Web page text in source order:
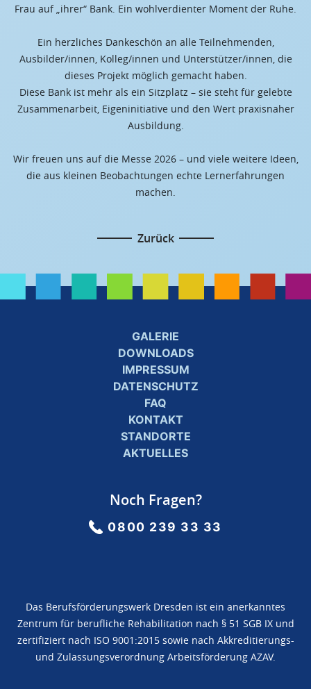
Frau auf „ihrer“ Bank. Ein wohlverdienter Moment der Ruhe.
Ein herzliches Dankeschön an alle Teilnehmenden,
Ausbilder/innen, Kolleg/innen und Unterstützer/innen, die
dieses Projekt möglich gemacht haben.
Diese Bank ist mehr als ein Sitzplatz – sie steht für gelebte
Zusammenarbeit, Eigeninitiative und den Wert praxisnaher
Ausbildung.
Wir freuen uns auf die Messe 2026 – und viele weitere Ideen,
die aus kleinen Beobachtungen echte Lernerfahrungen
machen.
Zurück
GALERIE
DOWNLOADS
IMPRESSUM
DATENSCHUTZ
FAQ
KONTAKT
STANDORTE
AKTUELLES
Noch Fragen?
0800 239 33 33
Das Berufsförderungswerk Dresden ist ein anerkanntes
Zentrum für berufliche Rehabilitation nach § 51 SGB IX und
zertifiziert nach ISO 9001:2015 sowie nach Akkreditierungs-
und Zulassungsverordnung Arbeitsförderung AZAV.